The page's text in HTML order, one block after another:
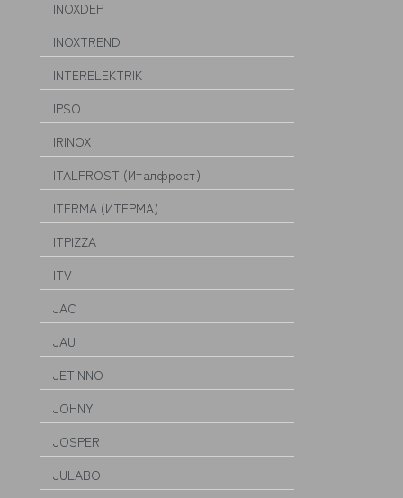
INOXDEP
INOXTREND
INTERELEKTRIK
IPSO
IRINOX
ITALFROST (Италфрост)
ITERMA (ИТЕРМА)
ITPIZZA
ITV
JAC
JAU
JETINNO
JOHNY
JOSPER
JULABO